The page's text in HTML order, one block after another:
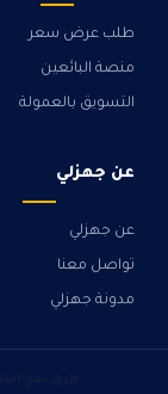
طلب عرض سعر
منصة البائعين
التسويق بالعمولة
عن جهزلي
عن جهزلي
تواصل معنا
مدونة جهزلي